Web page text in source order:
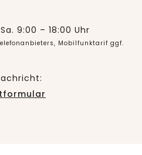
9:00 – 18:00 Uhr
Mobilfunktarif ggf.